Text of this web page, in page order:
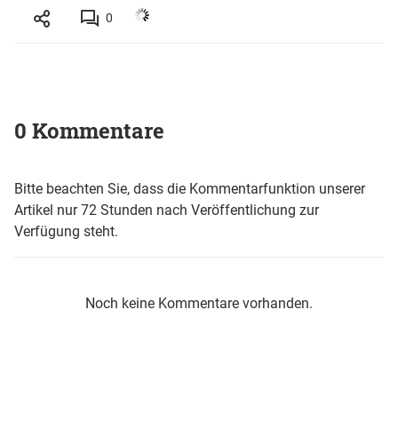
0
0 Kommentare
Bitte beachten Sie, dass die Kommentarfunktion unserer
Artikel nur 72 Stunden nach Veröffentlichung zur
Verfügung steht.
Noch keine Kommentare vorhanden.